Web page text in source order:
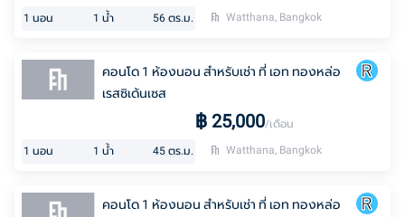
1 นอน 1 น้ำ 56 ตร.ม. Watthana, Bangkok
คอนโด 1 ห้องนอน สำหรับเช่า ที่ เอท ทองหล่อ
เรสซิเด้นเซส
฿ 25,000/เดือน
1 นอน 1 น้ำ 45 ตร.ม. Watthana, Bangkok
คอนโด 1 ห้องนอน สำหรับเช่า ที่ เอท ทองหล่อ